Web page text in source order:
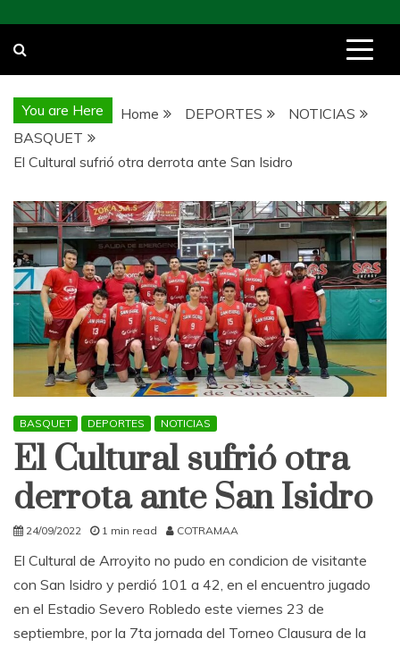
You are Here Home DEPORTES
NOTICIAS
BASQUET
El Cultural sufrió otra derrota ante San Isidro
BASQUET DEPORTES NOTICIAS
El Cultural sufrió otra
derrota ante San Isidro
24/09/2022 1 min read COTRAMAA
El Cultural de Arroyito no pudo en condicion de visitante
con San Isidro y perdió 101 a 42, en el encuentro jugado
en el Estadio Severo Robledo este viernes 23 de
septiembre, por la 7ta jornada del Torneo Clausura de la